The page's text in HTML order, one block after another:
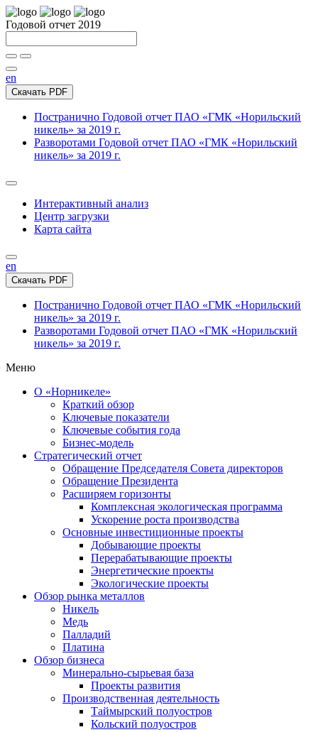
Годовой отчет 2019
en
Скачать PDF
Постранично Годовой отчет ПАО «ГМК «Норильский
никель» за 2019 г.
Разворотами Годовой отчет ПАО «ГМК «Норильский
никель» за 2019 г.
Интерактивный анализ
Центр загрузки
Карта сайта
en
Скачать PDF
Постранично Годовой отчет ПАО «ГМК «Норильский
никель» за 2019 г.
Разворотами Годовой отчет ПАО «ГМК «Норильский
никель» за 2019 г.
Меню
О «Норникеле»
Краткий обзор
Ключевые показатели
Ключевые события года
Бизнес-модель
Стратегический отчет
Обращение Председателя Совета директоров
Обращение Президента
Расширяем горизонты
Комплексная экологическая программа
Ускорение роста производства
Основные инвестиционные проекты
Добывающие проекты
Перерабатывающие проекты
Энергетические проекты
Экологические проекты
Обзор рынка металлов
Никель
Медь
Палладий
Платина
Обзор бизнеса
Минерально-сырьевая база
Проекты развития
Производственная деятельность
Таймырский полуостров
Кольский полуостров